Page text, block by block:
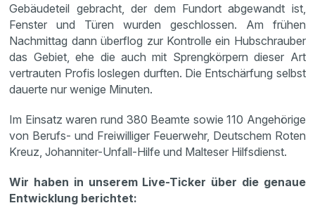
Gebäudeteil gebracht, der dem Fundort abgewandt ist,
Fenster und Türen wurden geschlossen. Am frühen
Nachmittag dann überflog zur Kontrolle ein Hubschrauber
das Gebiet, ehe die auch mit Sprengkörpern dieser Art
vertrauten Profis loslegen durften. Die Entschärfung selbst
dauerte nur wenige Minuten.
Im Einsatz waren rund 380 Beamte sowie 110 Angehörige
von Berufs- und Freiwilliger Feuerwehr, Deutschem Roten
Kreuz, Johanniter-Unfall-Hilfe und Malteser Hilfsdienst.
Wir haben in unserem Live-Ticker über die genaue
Entwicklung berichtet: